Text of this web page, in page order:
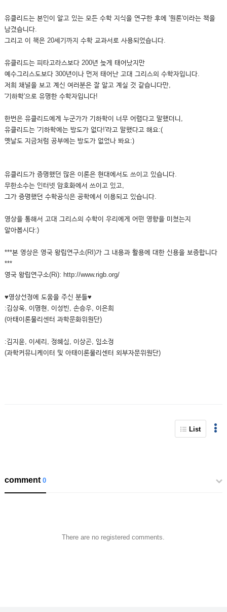
유클리드는 본인이 알고 있는 모든 수학 지식을 연구한 후에 '원론'이라는 책을
남겼습니다.
그리고 이 책은 20세기까지 수학 교과서로 사용되었습니다.
유클리드는 피타고라스보다 200년 늦게 태어났지만
예수그리스도보다 300년이나 먼저 태어난 고대 그리스의 수학자입니다.
저희 채널을 보고 계신 여러분은 잘 알고 계실 것 같습니다만,
'기하학'으로 유명한 수학자입니다!
한번은 유클리드에게 누군가가 기하학이 너무 어렵다고 말했더니,
유클리드는 '기하학에는 방도가 없다!'라고 말했다고 해요:(
옛날도 지금처럼 공부에는 방도가 없었나 봐요:)
유클리드가 증명했던 많은 이론은 현대에서도 쓰이고 있습니다.
무한소수는 인터넷 암호화에서 쓰이고 있고,
그가 증명했던 수학공식은 공학에서 이용되고 있습니다.
영상을 통해서 고대 그리스의 수학이 우리에게 어떤 영향을 미쳤는지
알아봅시다:)
***본 영상은 영국 왕립연구소(RI)가 그 내용과 활용에 대한 신용을 보증합니다
***
영국 왕립연구소(Ri): http://www.rigb.org/
♥영상선정에 도움을 주신 분들♥
:김상욱, 이명현, 이성빈, 손승우, 이은희
(아태이론물리센터 과학문화위원단)
:김지윤, 이세리, 정혜심, 이상곤, 임소정
(과학커뮤니케이터 및 아태이론물리센터 외부자문위원단)
List
comment0
There are no registered comments.